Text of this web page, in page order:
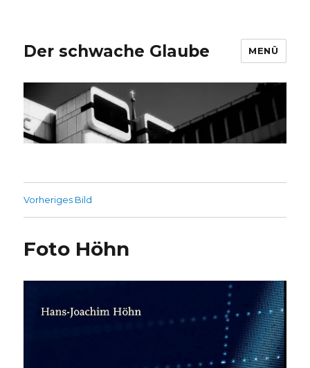
Der schwache Glaube MENÜ
Vorheriges Bild
Foto Höhn